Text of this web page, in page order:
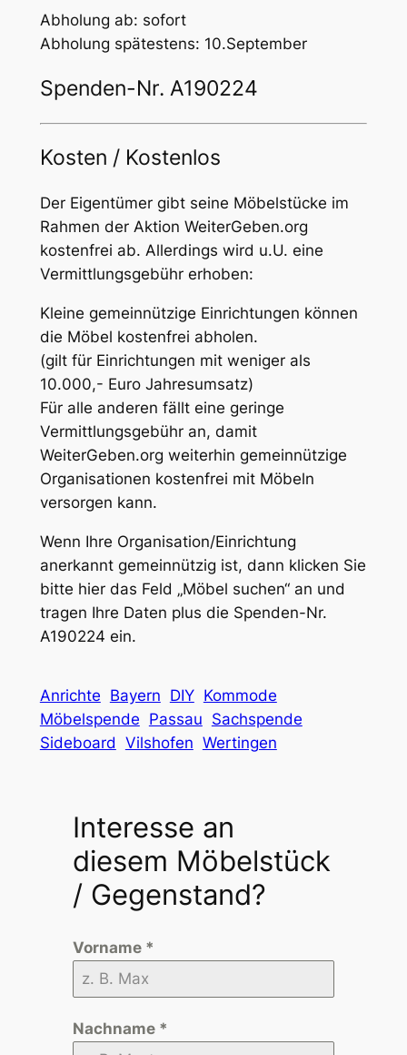
Abholung ab: sofort
Abholung spätestens: 10.September
Spenden-Nr. A190224
Kosten / Kostenlos
Der Eigentümer gibt seine Möbelstücke im
Rahmen der Aktion WeiterGeben.org
kostenfrei ab. Allerdings wird u.U. eine
Vermittlungsgebühr erhoben:
Kleine gemeinnützige Einrichtungen können
die Möbel kostenfrei abholen.
(gilt für Einrichtungen mit weniger als
10.000,- Euro Jahresumsatz)
Für alle anderen fällt eine geringe
Vermittlungsgebühr an, damit
WeiterGeben.org weiterhin gemeinnützige
Organisationen kostenfrei mit Möbeln
versorgen kann.
Wenn Ihre Organisation/Einrichtung
anerkannt gemeinnützig ist, dann klicken Sie
bitte hier das Feld „Möbel suchen“ an und
tragen Ihre Daten plus die Spenden-Nr.
A190224 ein.
Anrichte Bayern DIY Kommode
Möbelspende Passau Sachspende
Sideboard Vilshofen Wertingen
Interesse an
diesem Möbelstück
/ Gegenstand?
Vorname *
Nachname *